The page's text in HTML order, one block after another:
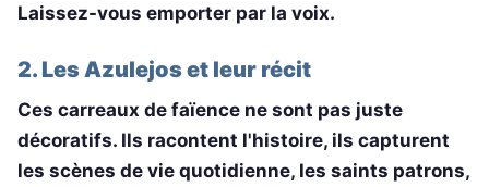
Laissez-vous emporter par la voix.
2. Les Azulejos et leur récit
Ces carreaux de faïence ne sont pas juste
décoratifs. Ils racontent l'histoire, ils capturent
les scènes de vie quotidienne, les saints patrons,